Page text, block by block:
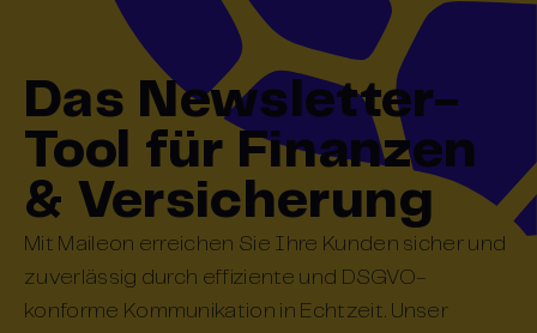
Das Newsletter-
Tool für Finanzen
& Versicherung
Mit Maileon erreichen Sie Ihre Kunden sicher und
zuverlässig durch effiziente und DSGVO-
konforme Kommunikation in Echtzeit. Unser